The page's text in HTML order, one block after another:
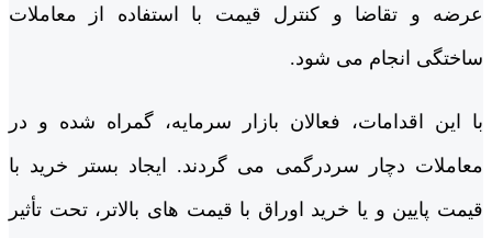
عرضه و تقاضا و کنترل قیمت با استفاده از معاملات
ساختگی انجام می­ شود.
با این اقدامات، فعالان بازار سرمایه، گمراه شده و در
معاملات دچار سردرگمی می گردند. ایجاد بستر خرید با
قیمت پایین و یا خرید اوراق با قیمت های بالاتر، تحت تأثیر